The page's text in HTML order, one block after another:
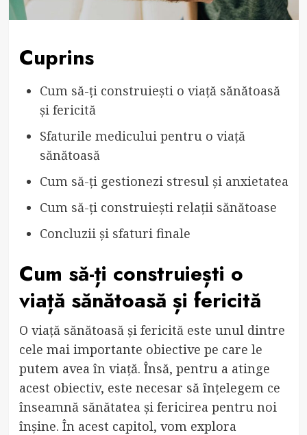
Cuprins
Cum să-ți construiești o viață sănătoasă
și fericită
Sfaturile medicului pentru o viață
sănătoasă
Cum să-ți gestionezi stresul și anxietatea
Cum să-ți construiești relații sănătoase
Concluzii și sfaturi finale
Cum să-ți construiești o
viață sănătoasă și fericită
O viață sănătoasă și fericită este unul dintre
cele mai importante obiective pe care le
putem avea în viață. Însă, pentru a atinge
acest obiectiv, este necesar să înțelegem ce
înseamnă sănătatea și fericirea pentru noi
înșine. În acest capitol, vom explora